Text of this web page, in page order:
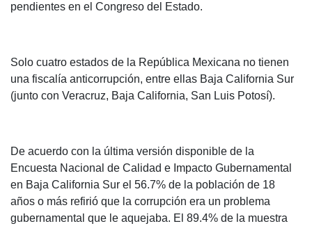
pendientes en el Congreso del Estado.
Solo cuatro estados de la República Mexicana no tienen
una fiscalía anticorrupción, entre ellas Baja California Sur
(junto con Veracruz, Baja California, San Luis Potosí).
De acuerdo con la última versión disponible de la
Encuesta Nacional de Calidad e Impacto Gubernamental
en Baja California Sur el 56.7% de la población de 18
años o más refirió que la corrupción era un problema
gubernamental que le aquejaba. El 89.4% de la muestra